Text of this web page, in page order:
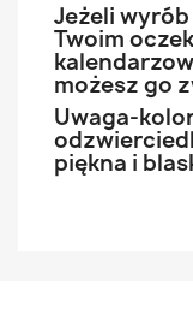
Jeżeli
Twoim
możesz go
Uwaga-
piękna i